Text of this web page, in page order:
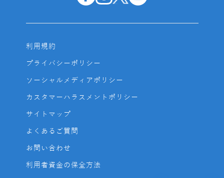
利用規約
プライバシーポリシー
ソーシャルメディアポリシー
カスタマーハラスメントポリシー
サイトマップ
よくあるご質問
お問い合わせ
利用者資金の保全方法